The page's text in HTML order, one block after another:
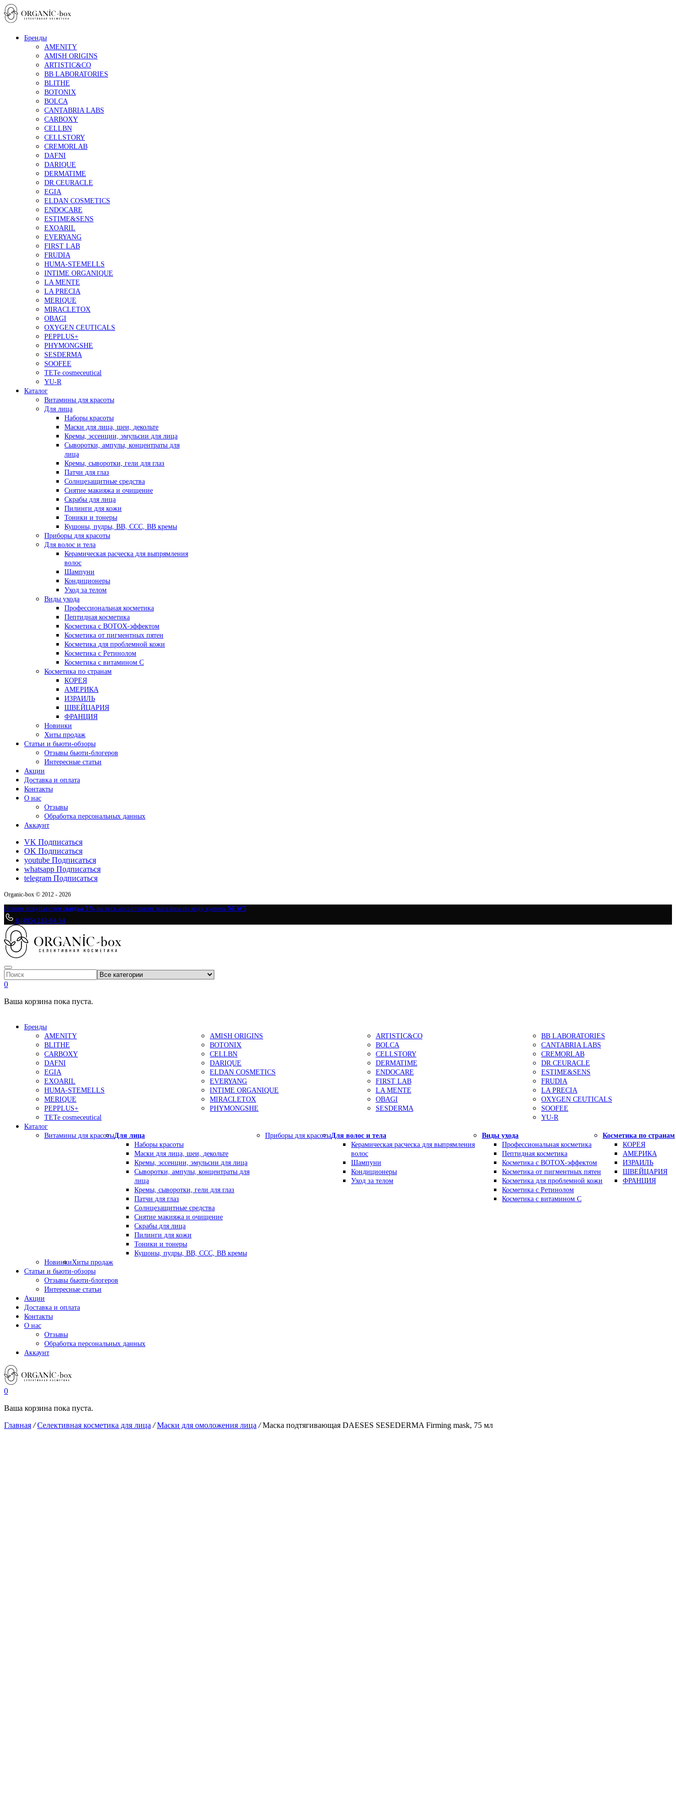
Бренды
AMENITY
AMISH ORIGINS
ARTISTIC&CO
BB LABORATORIES
BLITHE
BOTONIX
BOLCA
CANTABRIA LABS
CARBOXY
CELLBN
CELLSTORY
CREMORLAB
DAFNI
DARIQUE
DERMATIME
DR.CEURACLE
EGIA
ELDAN COSMETICS
ENDOCARE
ESTIME&SENS
EXOARIL
EVERYANG
FIRST LAB
FRUDIA
HUMA-STEMELLS
INTIME ORGANIQUE
LA MENTE
LA PRECIA
MERIQUE
MIRACLETOX
OBAGI
OXYGEN CEUTICALS
PEPPLUS+
PHYMONGSHE
SESDERMA
SOOFEE
TETe cosmeceutical
YU-R
Каталог
Витамины для красоты
Для лица
Наборы красоты
Маски для лица, шеи, декольте
Кремы, эссенции, эмульсии для лица
Сыворотки, ампулы, концентраты для
лица
Кремы, сыворотки, гели для глаз
Патчи для глаз
Солнцезащитные средства
Снятие макияжа и очищение
Скрабы для лица
Пилинги для кожи
Тоники и тонеры
Кушоны, пудры, ВВ, ССС, ВВ кремы
Приборы для красоты
Для волос и тела
Керамическая расческа для выпрямления
волос
Шампуни
Кондиционеры
Уход за телом
Виды ухода
Профессиональная косметика
Пептидная косметика
Косметика с BOTOX-эффектом
Косметика от пигментных пятен
Косметика для проблемной кожи
Косметика с Ретинолом
Косметика с витамином С
Косметика по странам
КОРЕЯ
АМЕРИКА
ИЗРАИЛЬ
ШВЕЙЦАРИЯ
ФРАНЦИЯ
Новинки
Хиты продаж
Статьи и бьюти-обзоры
Отзывы бьюти-блогеров
Интересные статьи
Акции
Доставка и оплата
Контакты
О нас
Отзывы
Обработка персональных данных
Аккаунт
VK Подписаться
OK Подписаться
youtube Подписаться
whatsapp Подписаться
telegram Подписаться
Organic-box © 2012 - 2026
Новым покупателям скидка 5% на весь ассортимент магазина по коду купона NEW5
8 (495) 233-64-54
0
Ваша корзина пока пуста.
Бренды
AMENITY
AMISH ORIGINS ARTISTIC&CO
BB LABORATORIES
BLITHE
BOTONIX BOLCA
CANTABRIA LABS
CARBOXY
CELLBN CELLSTORY
CREMORLAB
DAFNI
DARIQUE DERMATIME
DR.CEURACLE
EGIA
ELDAN COSMETICS ENDOCARE
ESTIME&SENS
EXOARIL
EVERYANG FIRST LAB
FRUDIA
HUMA-STEMELLS
INTIME ORGANIQUE LA MENTE
LA PRECIA
MERIQUE
MIRACLETOX OBAGI
OXYGEN CEUTICALS
PEPPLUS+
PHYMONGSHE SESDERMA
SOOFEE
TETe cosmeceutical
YU-R
Каталог
Витамины для красотыДля лица
Наборы красоты
Маски для лица, шеи, декольте
Кремы, эссенции, эмульсии для лица
Сыворотки, ампулы, концентраты для
лица
Кремы, сыворотки, гели для глаз
Патчи для глаз
Солнцезащитные средства
Снятие макияжа и очищение
Скрабы для лица
Пилинги для кожи
Тоники и тонеры
Кушоны, пудры, ВВ, ССС, ВВ кремы
Приборы для красотыДля волос и тела
Керамическая расческа для выпрямления
волос
Шампуни
Кондиционеры
Уход за телом
Виды ухода
Профессиональная косметика
Пептидная косметика
Косметика с BOTOX-эффектом
Косметика от пигментных пятен
Косметика для проблемной кожи
Косметика с Ретинолом
Косметика с витамином С
Косметика по странам
КОРЕЯ
АМЕРИКА
ИЗРАИЛЬ
ШВЕЙЦАРИЯ
ФРАНЦИЯ
НовинкиХиты продаж
Статьи и бьюти-обзоры
Отзывы бьюти-блогеров
Интересные статьи
Акции
Доставка и оплата
Контакты
О нас
Отзывы
Обработка персональных данных
Аккаунт
0
Ваша корзина пока пуста.
Главная /Селективная косметика для лица /Маски для омоложения лица /Маска подтягивающая DAESES SESEDERMA Firming mask, 75 мл